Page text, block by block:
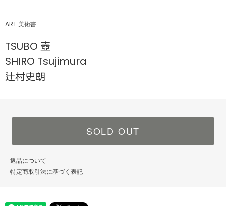
ART 美術書
TSUBO 壺
SHIRO Tsujimura
辻村史朗
SOLD OUT
返品について
特定商取引法に基づく表記